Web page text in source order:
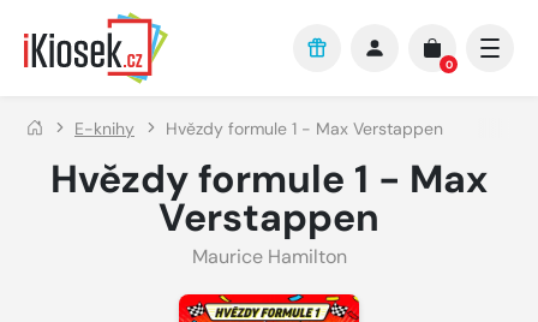
Přejít na hlavní obsah
0
E-knihy Hvězdy formule 1 - Max Verstappen
Hvězdy formule 1 - Max
Verstappen
Maurice Hamilton